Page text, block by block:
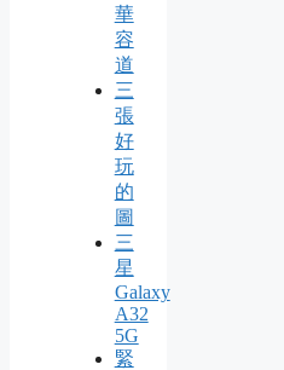
華
容
道
三
張
好
玩
的
圖
三
星
Galaxy
A32
5G
緊